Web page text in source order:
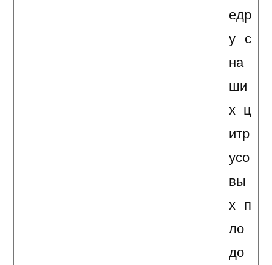
едр
у с
на
ши
х ц
итр
усо
вы
х п
ло
до